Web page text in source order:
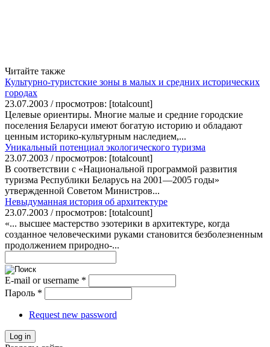
Читайте также
Культурно-туристские зоны в малых и средних исторических
городах
23.07.2003 / просмотров: [totalcount]
Целевые ориентиры. Многие малые и средние городские
поселения Беларуси имеют богатую историю и обладают
ценным историко-культурным наследием,...
Уникальный потенциал экологического туризма
23.07.2003 / просмотров: [totalcount]
В соответствии с «Национальной программой развития
туризма Республики Беларусь на 2001—2005 годы»
утвержденной Советом Министров...
Невыдуманная история об архитектуре
23.07.2003 / просмотров: [totalcount]
«... высшее мастерство эзотерики в архитектуре, когда
созданное человеческими руками становится безболезненным
продолжением природно-...
E-mail or username *
Пароль *
Request new password
Log in